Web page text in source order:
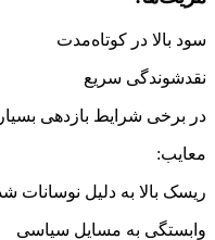
سود بالا در کوتاه‌مدت
نقدشوندگی سریع
در برخی شرایط بازدهی بسیار
معایب:
ریسک بالا به دلیل نوسانات
وابستگی به مسایل سیاسی